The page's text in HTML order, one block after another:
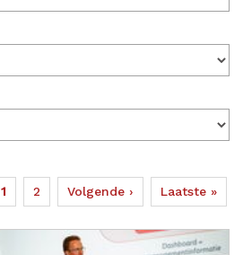
Huidige
pagina
1 Page
2
Volgende
pagina
Volgende ›
Laatste
pagina
Laatste »